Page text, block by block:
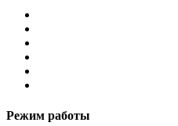
Режим работы